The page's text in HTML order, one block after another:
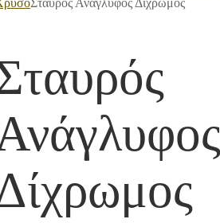
Σταυρός Ανάγλυφος Δίχρωμος